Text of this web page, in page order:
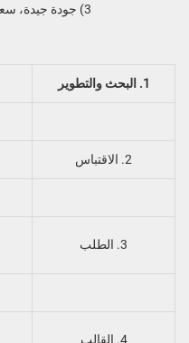
3) جودة جيدة، سعر تنافسي وخدمة فعالة
1. البحث والتطوير
2. الاقتباس
3. الطلب
4. القالب